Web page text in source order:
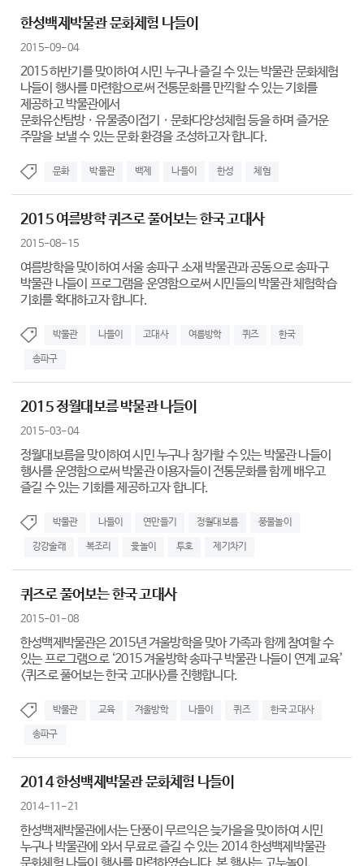
한성백제박물관 문화체험 나들이
2015-09-04
2015 하반기를 맞이하여 시민 누구나 즐길 수 있는 박물관 문화체험
나들이 행사를 마련함으로써 전통문화를 만끽할 수 있는 기회를
제공하고 박물관에서
문화유산탐방ㆍ유물종이접기ㆍ문화다양성체험 등을 하며 즐거운
주말을 보낼 수 있는 문화 환경을 조성하고자 합니다.
문화 박물관 백제 나들이 한성 체험
2015 여름방학 퀴즈로 풀어보는 한국 고대사
2015-08-15
여름방학을 맞이하여 서울 송파구 소재 박물관과 공동으로 송파구
박물관 나들이 프로그램을 운영함으로써 시민들의 박물관 체험학습
기회를 확대하고자 합니다.
박물관 나들이 고대사 여름방학 퀴즈 한국
송파구
2015 정월대보름 박물관 나들이
2015-03-04
정월대보름을 맞이하여 시민 누구나 참가할 수 있는 박물관 나들이
행사를 운영함으로써 박물관 이용자들이 전통문화를 함께 배우고
즐길 수 있는 기회를 제공하고자 합니다.
박물관 나들이 연만들기 정월대보름 풍물놀이
강강술래 복조리 윷놀이 투호 제기차기
퀴즈로 풀어보는 한국 고대사
2015-01-08
한성백제박물관은 2015년 겨울방학을 맞아 가족과 함께 참여할 수
있는 프로그램으로 ‘2015 겨울방학 송파구 박물관 나들이 연계 교육’
<퀴즈로 풀어보는 한국 고대사>를 진행합니다.
박물관 교육 겨울방학 나들이 퀴즈 한국 고대사
송파구
2014 한성백제박물관 문화체험 나들이
2014-11-21
한성백제박물관에서는 단풍이 무르익은 늦가을을 맞이하여 시민
누구나 박물관에 와서 무료로 즐길 수 있는 2014 한성백제박물관